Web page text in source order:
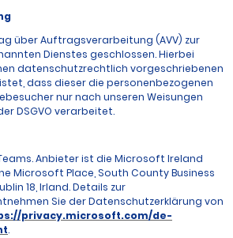
über Auftragsverarbeitung (AVV) zur
Dienstes geschlossen. Hierbei
datenschutzrechtlich vorgeschriebenen
dass dieser die personenbezogenen
nur nach unseren Weisungen
DSGVO verarbeitet.
Anbieter ist die Microsoft Ireland
Microsoft Place, South County Business
18, Irland. Details zur
Sie der Datenschutzerklärung von
privacy.microsoft.com/de-
.